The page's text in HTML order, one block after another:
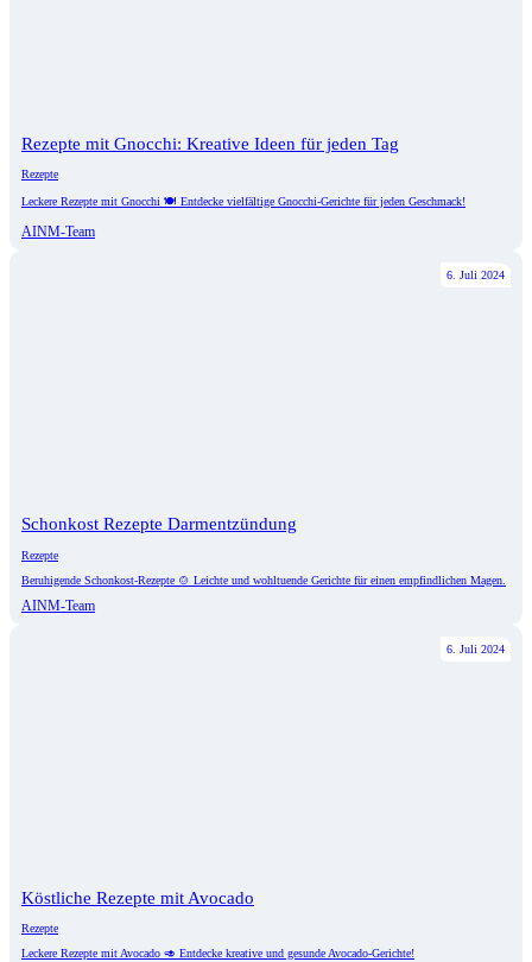
Rezepte mit Gnocchi: Kreative Ideen für jeden Tag
Rezepte
Leckere Rezepte mit Gnocchi 🍽️ Entdecke vielfältige Gnocchi-Gerichte für jeden Geschmack!
AINM-Team
Schonkost Rezepte Darmentzündung
Rezepte
Beruhigende Schonkost-Rezepte 🍲 Leichte und wohltuende Gerichte für einen empfindlichen Magen.
AINM-Team
6. Juli 2024
Köstliche Rezepte mit Avocado
Rezepte
Leckere Rezepte mit Avocado 🥑 Entdecke kreative und gesunde Avocado-Gerichte!
6. Juli 2024